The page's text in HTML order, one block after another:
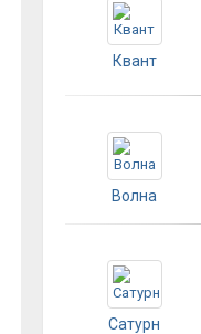
Квант
Волна
Сатурн